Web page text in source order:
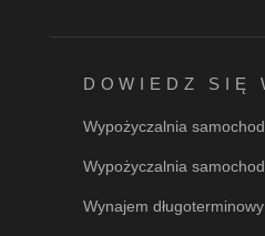
DOWIEDZ SIĘ
Wypożyczalnia
Wypożyczalnia
Wynajem